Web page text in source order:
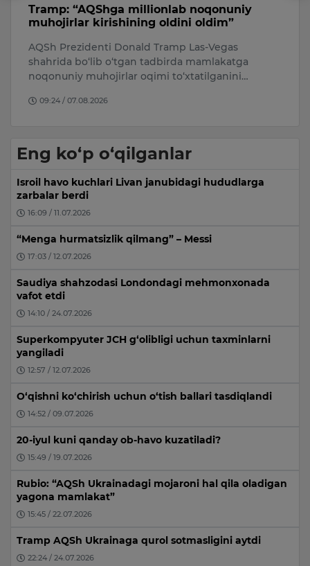
Tramp: “AQShga millionlab noqonuniy
muhojirlar kirishining oldini oldim”
AQSh Prezidenti Donald Tramp Las-Vegas
shahrida bo‘lib o‘tgan tadbirda mamlakatga
noqonuniy muhojirlar oqimi to‘xtatilganini…
09:24 / 07.08.2026
Eng ko‘p o‘qilganlar
Isroil havo kuchlari Livan janubidagi hududlarga
zarbalar berdi
16:09 / 11.07.2026
“Menga hurmatsizlik qilmang” – Messi
17:03 / 12.07.2026
Saudiya shahzodasi Londondagi mehmonxonada
vafot etdi
14:10 / 24.07.2026
Superkompyuter JCH g‘olibligi uchun taxminlarni
yangiladi
12:57 / 12.07.2026
O‘qishni ko‘chirish uchun o‘tish ballari tasdiqlandi
14:52 / 09.07.2026
20-iyul kuni qanday ob-havo kuzatiladi?
15:49 / 19.07.2026
Rubio: “AQSh Ukrainadagi mojaroni hal qila oladigan
yagona mamlakat”
15:45 / 22.07.2026
Tramp AQSh Ukrainaga qurol sotmasligini aytdi
22:24 / 24.07.2026